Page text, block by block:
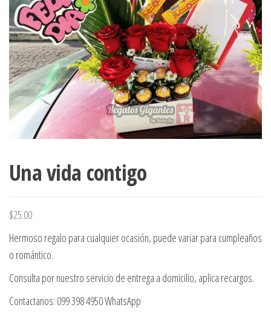
Una vida contigo
$25.00
Hermoso regalo para cualquier ocasión, puede variar para cumpleaños
o romántico.
Consulta por nuestro servicio de entrega a domicilio, aplica recargos.
Contactanos: 099 398 4950 WhatsApp